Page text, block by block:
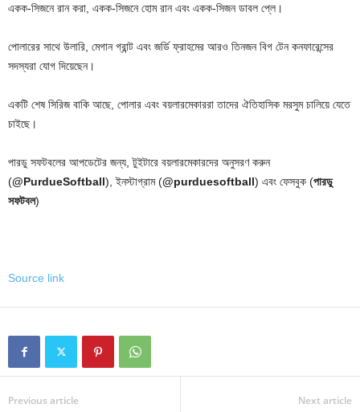
একক-সিজনে রান করা, একক-সিজনে হোম রান এবং একক-সিজন ডাবল প্লে।
পোলারের সাথে উলারি, মেগান গ্রান্ট এবং জর্ডি ফ্রাহমের আরও তিনজন বিগ টেন কনফারেন্সের
সদস্যরা যোগ দিয়েছেন।
একটি শেষ সিরিজ বাকি আছে, পোলার এবং বয়লারমেকাররা তাদের ঐতিহাসিক মরসুম চালিয়ে যেতে
চাইছে।
পারডু সফটবলের আপডেটের জন্য, টুইটারে বয়লারমেকারদের অনুসরণ করুন
(@PurdueSoftball), ইনস্টাগ্রাম (@purduesoftball) এবং ফেসবুক (পারডু
সফটবল)
Source link
Previous article Next article